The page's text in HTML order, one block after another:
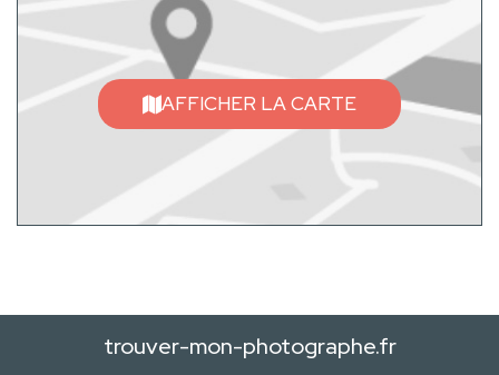
AFFICHER LA CARTE
trouver-mon-photographe.fr